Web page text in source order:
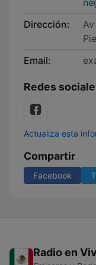
Dirección:
Email:
Redes
Actualiza esta
Compartir
Facebook
Radio en